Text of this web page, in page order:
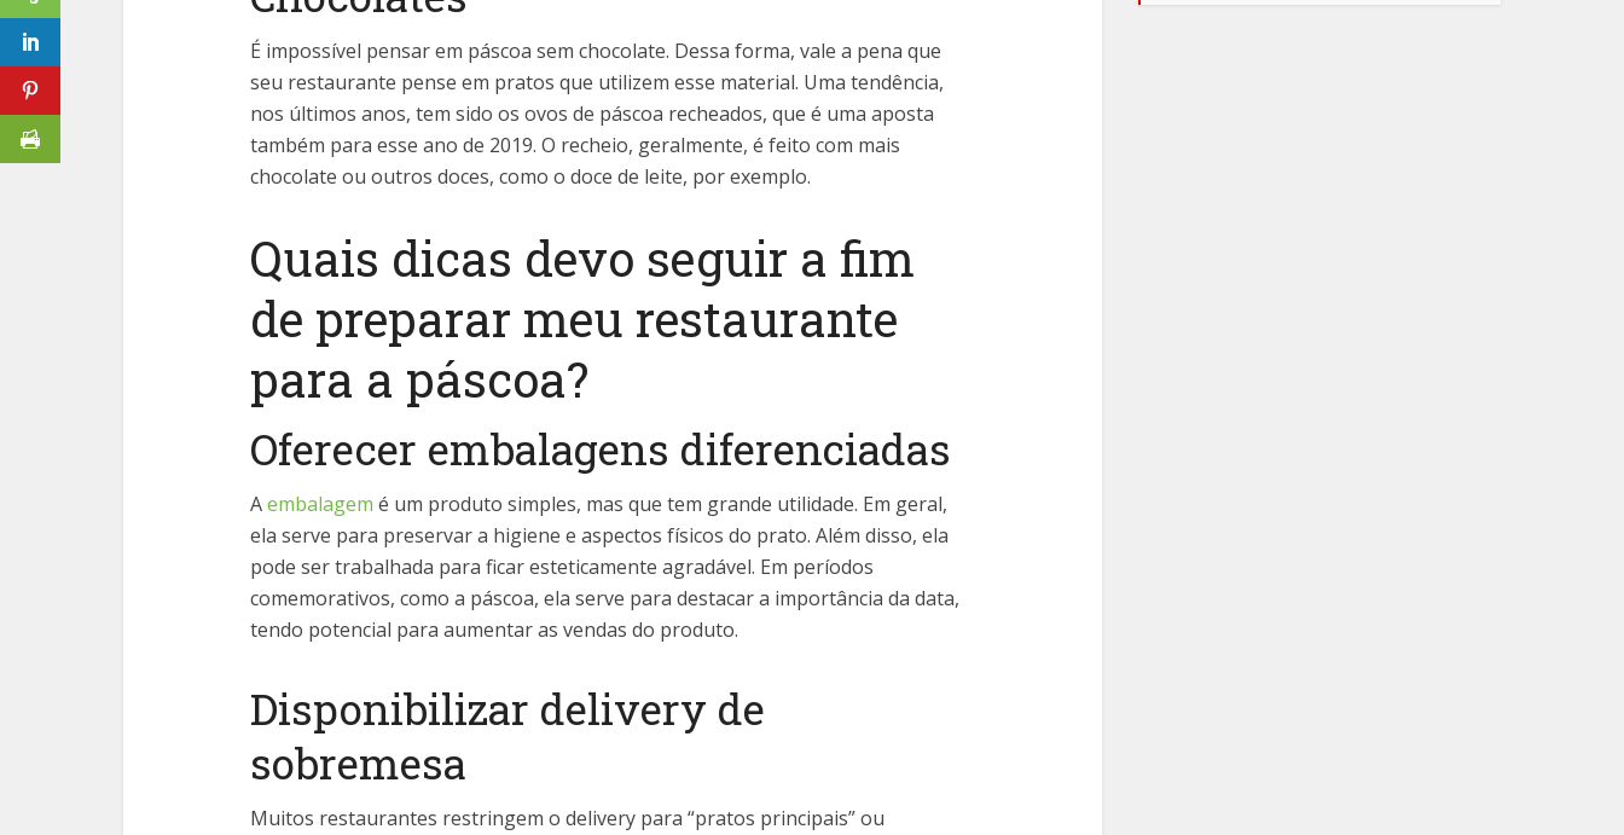
É impossível pensar em páscoa sem chocolate. Dessa forma, vale a pena que
seu restaurante pense em pratos que utilizem esse material. Uma tendência,
nos últimos anos, tem sido os ovos de páscoa recheados, que é uma aposta
também para esse ano de 2019. O recheio, geralmente, é feito com mais
chocolate ou outros doces, como o doce de leite, por exemplo.
Quais dicas devo seguir a fim
de preparar meu restaurante
para a páscoa?
Oferecer embalagens diferenciadas
Aembalagem é um produto simples, mas que tem grande utilidade. Em geral,
ela serve para preservar a higiene e aspectos físicos do prato. Além disso, ela
pode ser trabalhada para ficar esteticamente agradável. Em períodos
comemorativos, como a páscoa, ela serve para destacar a importância da data,
tendo potencial para aumentar as vendas do produto.
Disponibilizar delivery de
sobremesa
Muitos restaurantes restringem o delivery para “pratos principais” ou